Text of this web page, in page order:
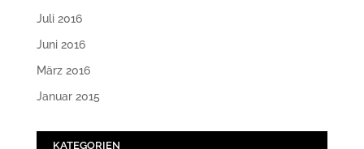
Juli 2016
Juni 2016
März 2016
Januar 2015
KATEGORIEN